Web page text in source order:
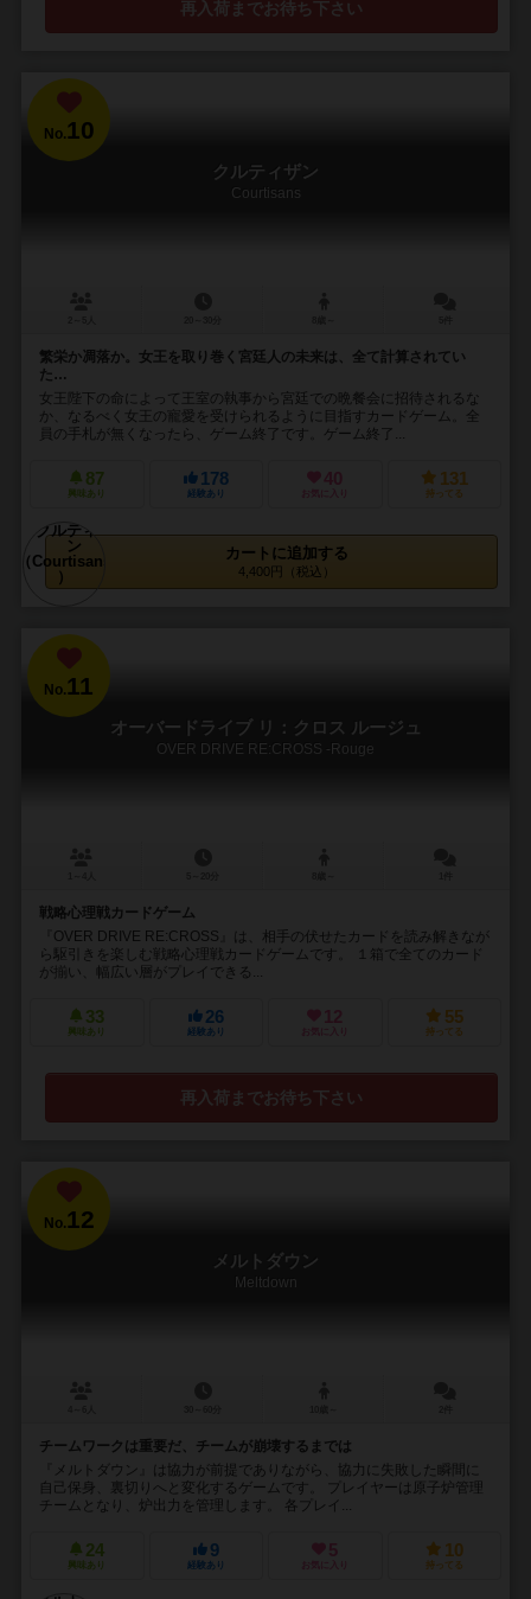
再入荷までお待ち下さい
No. 10
クルティザン
Courtisans
繁栄か凋落か。女王を取り巻く宮廷人の未来は、全て計算されてい
た…
女王陛下の命によって王室の執事から宮廷での晩餐会に招待されるな
か、なるべく女王の寵愛を受けられるように目指すカードゲーム。全
員の手札が無くなったら、ゲーム終了です。ゲーム終了...
87
興味あり
178
経験あり
40
お気に入り
131
持ってる
カートに追加する
4,400円（税込）
No.11
オーバードライブ リ：クロス ルージュ
OVER DRIVE RE:CROSS -Rouge
戦略心理戦カードゲーム
『OVER DRIVE RE:CROSS』は、相手の伏せたカードを読み解きなが
ら駆引きを楽しむ戦略心理戦カードゲームです。 １箱で全てのカード
が揃い、幅広い層がプレイできる...
33
興味あり
26
経験あり
12
お気に入り
55
持ってる
再入荷までお待ち下さい
No.12
メルトダウン
Meltdown
チームワークは重要だ、チームが崩壊するまでは
『メルトダウン』は協力が前提でありながら、協力に失敗した瞬間に
自己保身、裏切りへと変化するゲームです。 プレイヤーは原子炉管理
チームとなり、炉出力を管理します。 各プレイ...
24
興味あり
9
経験あり
5
お気に入り
10
持ってる